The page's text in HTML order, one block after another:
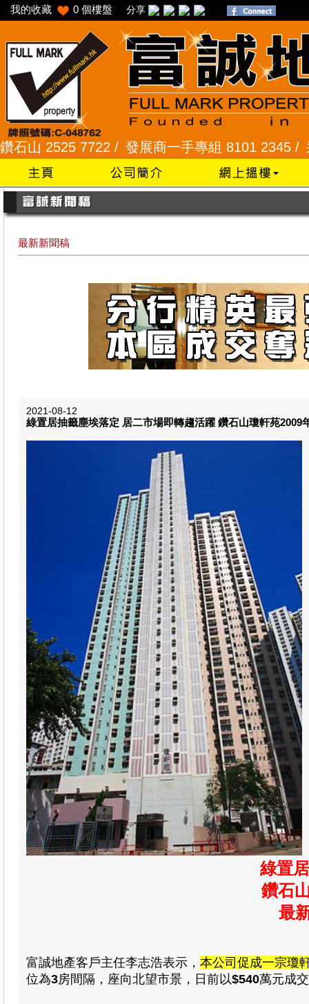
我的收藏 0 個樓盤 分享
/ 發展商一手專組 8101 2345 / 采頣花園
最新新聞稿
2021-08-12
綠置居抽籤塵埃落定 居二市場即轉趨活躍 鑽石山瓊軒苑
綠置
鑽石
最
富誠地產客戶主任李志浩表示， 本公司促成一宗瓊
位為3房間隔，座向北望市景，日前以$540萬元成